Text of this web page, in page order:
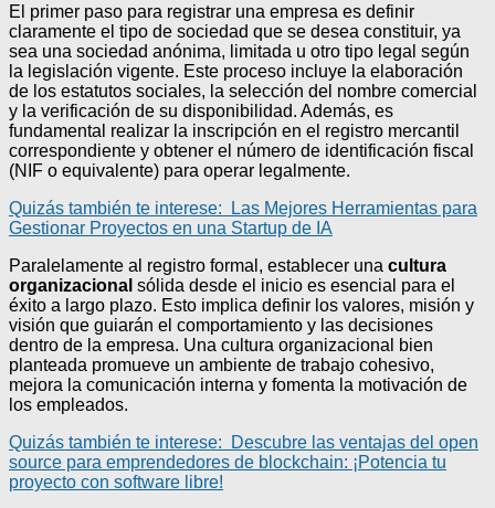
El primer paso para registrar una empresa es definir
claramente el tipo de sociedad que se desea constituir, ya
sea una sociedad anónima, limitada u otro tipo legal según
la legislación vigente. Este proceso incluye la elaboración
de los estatutos sociales, la selección del nombre comercial
y la verificación de su disponibilidad. Además, es
fundamental realizar la inscripción en el registro mercantil
correspondiente y obtener el número de identificación fiscal
(NIF o equivalente) para operar legalmente.
Quizás también te interese:
Las Mejores Herramientas para
Gestionar Proyectos en una Startup de IA
Paralelamente al registro formal, establecer una cultura
organizacional sólida desde el inicio es esencial para el
éxito a largo plazo. Esto implica definir los valores, misión y
visión que guiarán el comportamiento y las decisiones
dentro de la empresa. Una cultura organizacional bien
planteada promueve un ambiente de trabajo cohesivo,
mejora la comunicación interna y fomenta la motivación de
los empleados.
Quizás también te interese:
Descubre las ventajas del open
source para emprendedores de blockchain: ¡Potencia tu
proyecto con software libre!